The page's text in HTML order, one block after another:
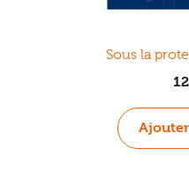
Sous la